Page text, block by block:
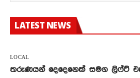
LATEST NEWS
LOCAL
තරුණයන් දෙදෙනෙක් සමග ලිෆ්ට්